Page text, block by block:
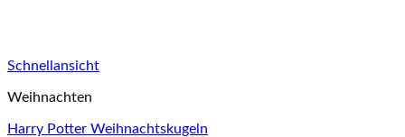
Schnellansicht
Weihnachten
Harry Potter Weihnachtskugeln